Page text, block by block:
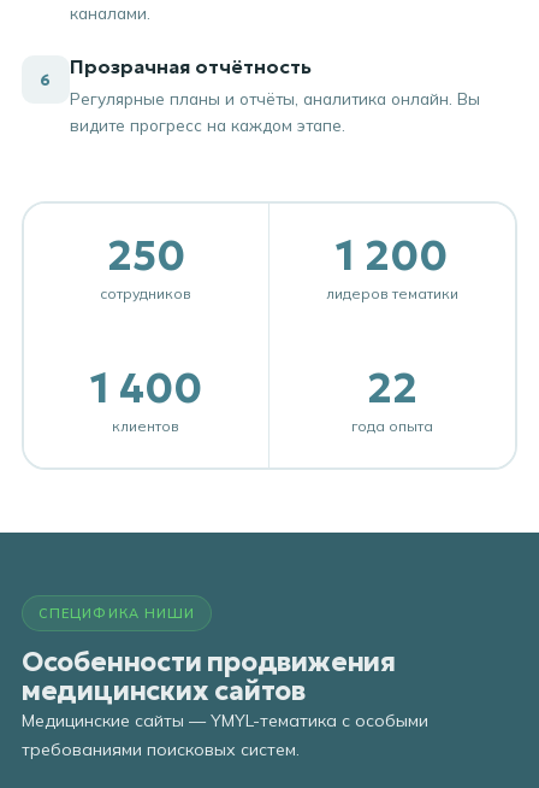
каналами.
6
Прозрачная отчётность
Регулярные планы и отчёты, аналитика онлайн. Вы
видите прогресс на каждом этапе.
250
сотрудников
1 200
лидеров тематики
1 400
клиентов
22
года опыта
СПЕЦИФИКА НИШИ
Особенности продвижения
медицинских сайтов
Медицинские сайты — YMYL-тематика с особыми
требованиями поисковых систем.